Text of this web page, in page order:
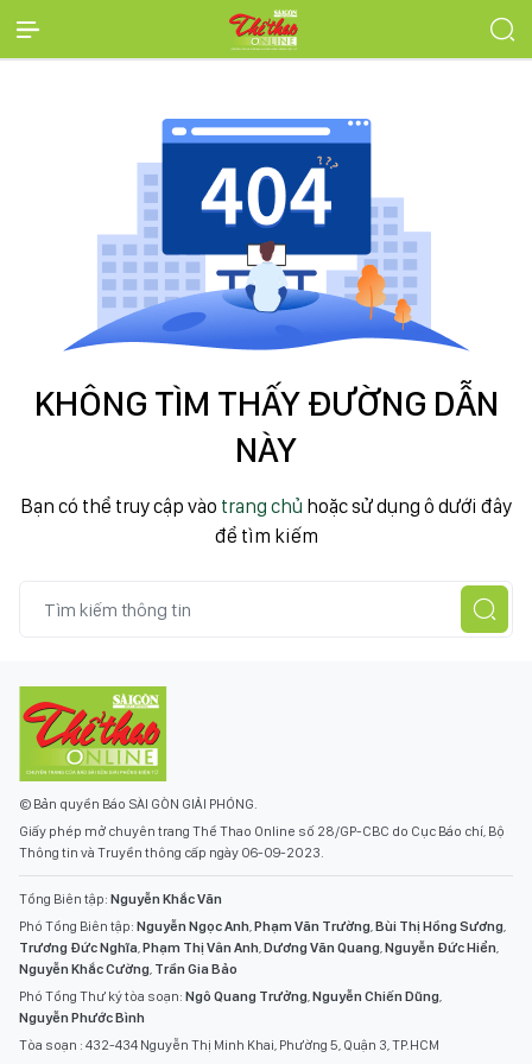
KHÔNG TÌM THẤY ĐƯỜNG DẪN
NÀY
Bạn có thể truy cập vào trang chủ hoặc sử dụng ô dưới đây
để tìm kiếm
© Bản quyền Báo SÀI GÒN GIẢI PHÓNG.
Giấy phép mở chuyên trang Thể Thao Online số 28/GP-CBC do Cục Báo chí, Bộ
Thông tin và Truyền thông cấp ngày 06-09-2023.
Tổng Biên tập: Nguyễn Khắc Văn
Phó Tổng Biên tập: Nguyễn Ngọc Anh,Phạm Văn Trường,Bùi Thị Hồng Sương,
Trương Đức Nghĩa,Phạm Thị Vân Anh,Dương Văn Quang,Nguyễn Đức Hiển,
Nguyễn Khắc Cường, Trần Gia Bảo
Phó Tổng Thư ký tòa soạn: Ngô Quang Trưởng,Nguyễn Chiến Dũng,
Nguyễn Phước Bình
Tòa soạn : 432-434 Nguyễn Thị Minh Khai, Phường 5, Quận 3, TP.HCM